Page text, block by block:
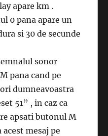
apare km .
0 pana apare un
si 30 de secunde
sonor
pana cand pe
dumneavoastra
51” , in caz ca
apsati butonul M
mesaj pe